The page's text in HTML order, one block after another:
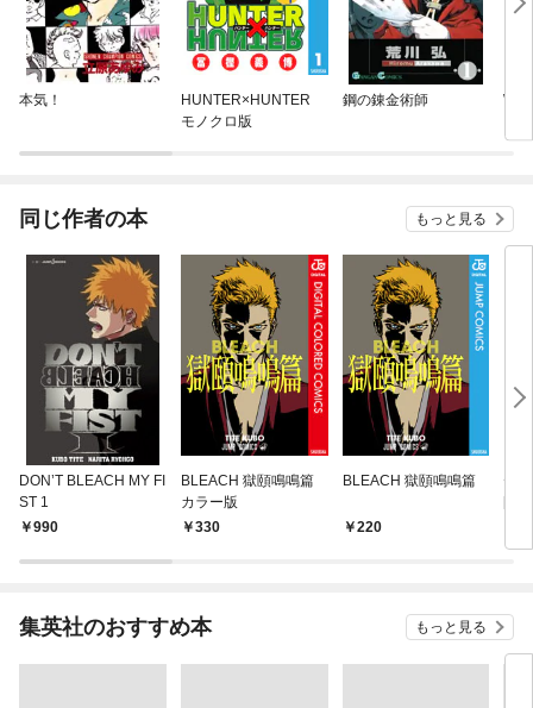
本気！
HUNTER×HUNTER
モノクロ版
鋼の錬金術師
同じ作者の本 もっと見る
DON’T BLEACH MY FI
ST 1
990
BLEACH 獄頤鳴鳴篇
カラー版
330
BLEACH 獄頤鳴鳴篇
220
デ
集英社のおすすめ本 もっと見る